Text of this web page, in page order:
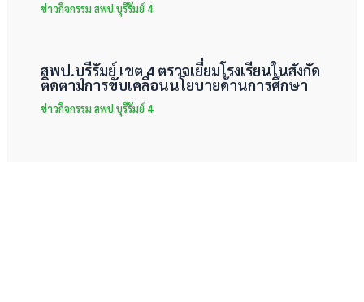
ข่าวกิจกรรม สพป.บุรีรัมย์ 4
สพป.บุรีรัมย์ เขต 4 ตรวจเยี่ยมโรงเรียนในสังกัด
ติดตามการขับเคลื่อนนโยบายด้านการศึกษา
ข่าวกิจกรรม สพป.บุรีรัมย์ 4